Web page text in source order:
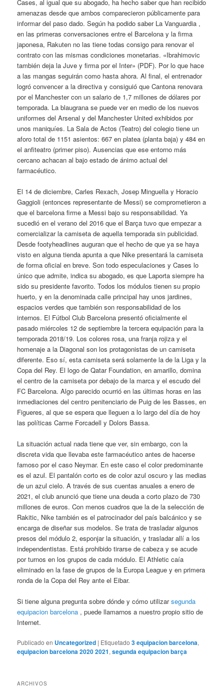
Cases, al igual que su abogado, ha hecho saber que han recibido
amenazas desde que ambos comparecieron públicamente para
informar del paso dado. Según ha podido saber La Vanguardia ,
en las primeras conversaciones entre el Barcelona y la firma
japonesa, Rakuten no las tiene todas consigo para renovar el
contrato con las mismas condiciones monetarias. «Ibrahimovic
también deja la Juve y firma por el Inter» (PDF). Por lo que hace
a las mangas seguirán como hasta ahora. Al final, el entrenador
logró convencer a la directiva y consiguió que Cantona renovara
por el Manchester con un salario de 1,7 millones de dólares por
temporada. La blaugrana se puede ver en medio de los nuevos
uniformes del Arsenal y del Manchester United exhibidos por
unos maniquíes. La Sala de Actos (Teatro) del colegio tiene un
aforo total de 1151 asientos: 667 en platea (planta baja) y 484 en
el anfiteatro (primer piso). Ausencias que ese entorno más
cercano achacan al bajo estado de ánimo actual del
farmacéutico.
El 14 de diciembre, Carles Rexach, Josep Minguella y Horacio
Gaggioli (entonces representante de Messi) se comprometieron a
que el barcelona firme a Messi bajo su responsabilidad. Ya
sucedió en el verano del 2016 que el Barça tuvo que empezar a
comercializar la camiseta de aquella temporada sin publicidad.
Desde footyheadlines auguran que el hecho de que ya se haya
visto en alguna tienda apunta a que Nike presentará la camiseta
de forma oficial en breve. Son todo especulaciones y Cases lo
único que admite, indica su abogado, es que Laporta siempre ha
sido su presidente favorito. Todos los módulos tienen su propio
huerto, y en la denominada calle principal hay unos jardines,
espacios verdes que también son responsabilidad de los
internos. El Fútbol Club Barcelona presentó oficialmente el
pasado miércoles 12 de septiembre la tercera equipación para la
temporada 2018/19. Los colores rosa, una franja rojiza y el
homenaje a la Diagonal son los protagonistas de un camiseta
diferente. Eso sí, esta camiseta será solamente la de la Liga y la
Copa del Rey. El logo de Qatar Foundation, en amarillo, domina
el centro de la camiseta por debajo de la marca y el escudo del
FC Barcelona. Algo parecido ocurrió en las últimas horas en las
inmediaciones del centro penitenciario de Puig de les Basses, en
Figueres, al que se espera que lleguen a lo largo del día de hoy
las políticas Carme Forcadell y Dolors Bassa.
La situación actual nada tiene que ver, sin embargo, con la
discreta vida que llevaba este farmacéutico antes de hacerse
famoso por el caso Neymar. En este caso el color predominante
es el azul. El pantalón corto es de color azul oscuro y las medias
de un azul cielo. A través de sus cuentas anuales a enero de
2021, el club anunció que tiene una deuda a corto plazo de 730
millones de euros. Con menos cuadros que la de la selección de
Rakitic, Nike también es el patrocinador del país balcánico y se
encarga de diseñar sus modelos. Se trata de trasladar algunos
presos del módulo 2, esponjar la situación, y trasladar allí a los
independentistas. Está prohibido tirarse de cabeza y se acude
por turnos en los grupos de cada módulo. El Athletic caía
eliminado en la fase de grupos de la Europa League y en primera
ronda de la Copa del Rey ante el Eibar.
Si tiene alguna pregunta sobre dónde y cómo utilizarsegunda
equipacion barcelona , puede llamarnos a nuestro propio sitio de
Internet.
Publicado en Uncategorized | Etiquetado 3 equipacion barcelona,
equipacion barcelona 2020 2021,segunda equipacion barça
ARCHIVOS